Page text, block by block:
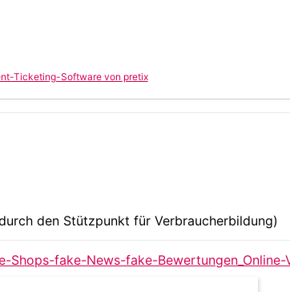
Ticketing-Software von pretix
den Stützpunkt für Verbraucherbildung)
Shops-fake-News-fake-